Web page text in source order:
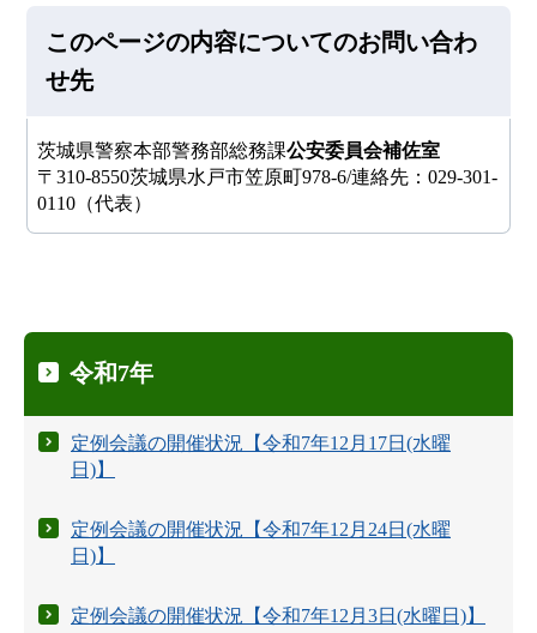
このページの内容についてのお問い合わ
せ先
茨城県警察本部警務部総務課公安委員会補佐室
〒310-8550茨城県水戸市笠原町978-6/連絡先：029-301-
0110（代表）
令和7年
定例会議の開催状況【令和7年12月17日(水曜
日)】
定例会議の開催状況【令和7年12月24日(水曜
日)】
定例会議の開催状況【令和7年12月3日(水曜日)】